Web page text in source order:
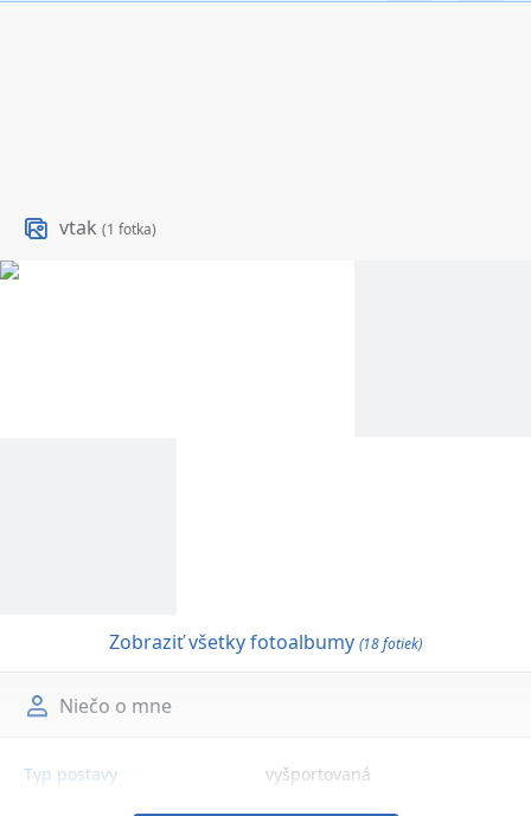
vtak(1 fotka)
Zobraziť všetky fotoalbumy (18 fotiek)
Niečo o mne
Typ postavy vyšportovaná